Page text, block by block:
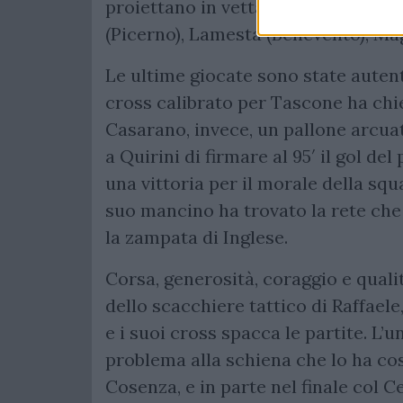
proiettano in vetta alla speciale
(Picerno), Lamesta (Benevento),
Le ultime giocate sono state
cross calibrato per Tascone ha
Casarano, invece, un pallone
a Quirini di firmare al 95′ il gol del
una vittoria per il morale della
suo mancino ha trovato la rete
la zampata di Inglese.
Corsa, generosità, coraggio e
dello scacchiere tattico di
e i suoi cross spacca le partite.
problema alla schiena che lo ha
Cosenza, e in parte nel finale col